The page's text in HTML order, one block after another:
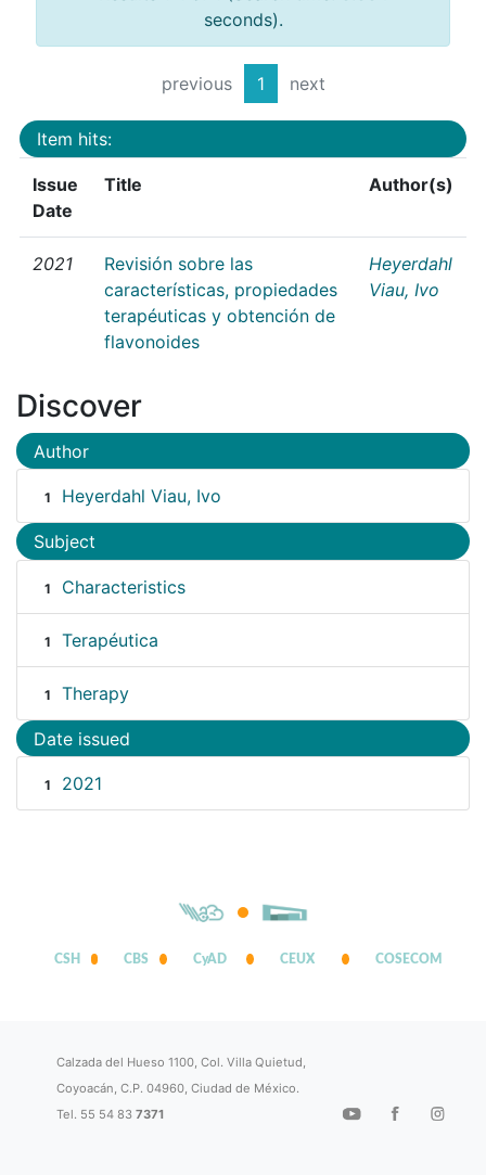
seconds).
previous 1 next
Item hits:
Issue
Date
Title Author(s)
2021
Revisión sobre las
características, propiedades
terapéuticas y obtención de
flavonoides
Heyerdahl
Viau, Ivo
Discover
Author
1 Heyerdahl Viau, Ivo
Subject
1 Characteristics
1 Terapéutica
1 Therapy
Date issued
1 2021
CSH CBS CyAD CEUX COSECOM
Calzada del Hueso 1100, Col. Villa Quietud,
Coyoacán, C.P. 04960, Ciudad de México.
Tel. 55 54 837371